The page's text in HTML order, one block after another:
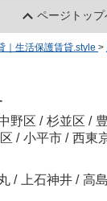
ページトップ
｜生活保護賃貸.style >
野区 / 杉並区 /
/ 小平市 / 西東
/ 上石神井 / 高